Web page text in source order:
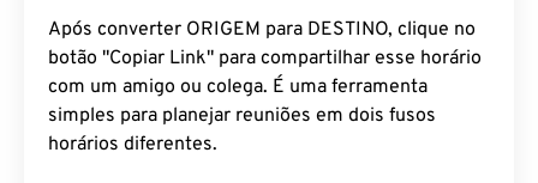
Após converter ORIGEM para DESTINO, clique no
botão "Copiar Link" para compartilhar esse horário
com um amigo ou colega. É uma ferramenta
simples para planejar reuniões em dois fusos
horários diferentes.